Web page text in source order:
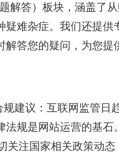
解答）板块，涵盖了
疑难杂症。我们还提供
解答您的疑问，为您提
规建议：互联网监管日
规是网站运营的基石。
关注国家相关政策动态